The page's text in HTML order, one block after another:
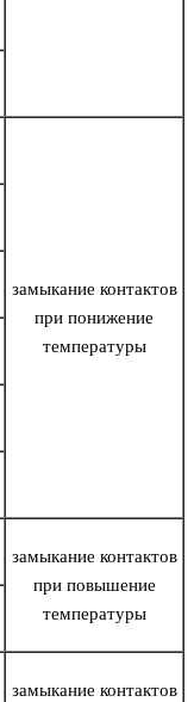
замыкание контактов
при понижение
температуры
замыкание контактов
при повышение
температуры
замыкание контактов